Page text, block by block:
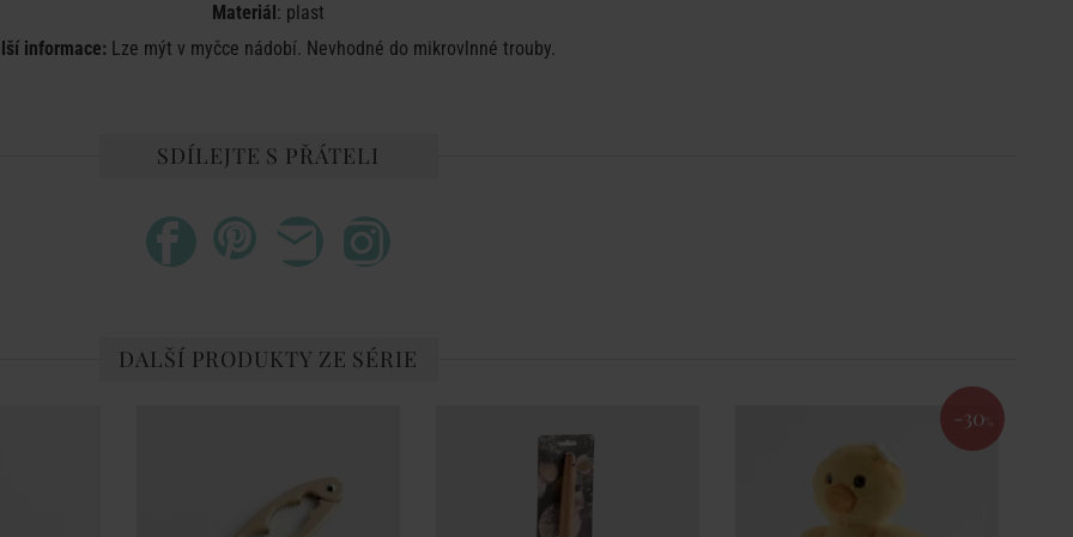
Materiál: plast
informace: Lze mýt v myčce nádobí. Nevhodné do mikrovlnné trouby.
SDÍLEJTE S PŘÁTELI
DALŠÍ PRODUKTY ZE SÉRIE
-30 %